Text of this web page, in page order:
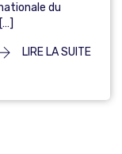
du
LIRE LA SUITE